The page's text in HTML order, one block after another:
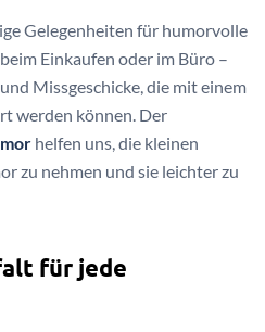
Gelegenheiten für humorvolle
Einkaufen oder im Büro –
Missgeschicke, die mit einem
werden können. Der
helfen uns, die kleinen
zu nehmen und sie leichter zu
für jede